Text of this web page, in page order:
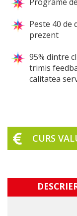
Peste 40 de
prezent
95% dintre
trimis
calitatea
CURS